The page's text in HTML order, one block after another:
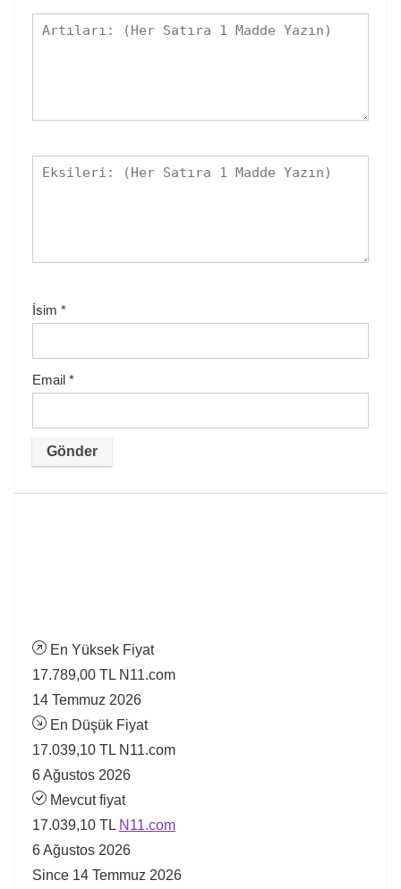
İsim *
Email *
En Yüksek Fiyat
17.789,00 TL N11.com
14 Temmuz 2026
En Düşük Fiyat
17.039,10 TL N11.com
6 Ağustos 2026
Mevcut fiyat
17.039,10 TL N11.com
6 Ağustos 2026
Since 14 Temmuz 2026